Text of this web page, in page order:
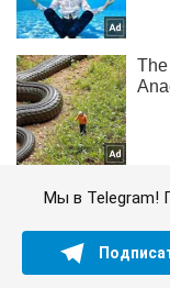
Мы в Telegram!